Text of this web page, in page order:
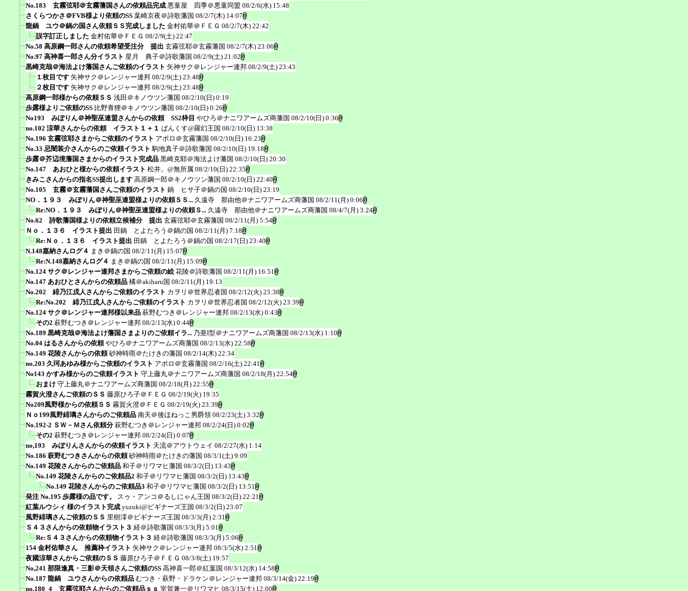
No.183 玄霧弦耶＠玄霧藩国さんの依頼品完成 悪童屋 四季＠悪童同盟 08/2/6(水) 15:48
さくらつかさ＠FVB様より依頼のSS 葉崎京夜＠詩歌藩国 08/2/7(木) 14:07
龍鍋 ユウ＠鍋の国さん依頼ＳＳ完成しました 金村佑華＠ＦＥＧ 08/2/7(木) 22:42
誤字訂正しました 金村佑華＠ＦＥＧ 08/2/9(土) 22:47
No.58 高原鋼一郎さんの依頼希望受注分 提出 玄霧弦耶＠玄霧藩国 08/2/7(木) 23:06
No.97 高神喜一郎さん分イラスト 星月 典子＠詩歌藩国 08/2/9(土) 21:02
黒崎克哉＠海法よけ藩国さんご依頼のイラスト 矢神サク＠レンジャー連邦 08/2/9(土) 23:43
１枚目です 矢神サク＠レンジャー連邦 08/2/9(土) 23:48
２枚目です 矢神サク＠レンジャー連邦 08/2/9(土) 23:48
高原鋼一郎様からの依頼ＳＳ 浅田＠キノウツン藩国 08/2/10(日) 0:19
歩露様よりご依頼のSS 比野青狸＠キノウツン藩国 08/2/10(日) 0:26
No193 みぽりん＠神聖巫連盟さんからの依頼 SS2枠目 やひろ＠ナニワアームズ商藩国 08/2/10(日) 0:36
no.102 涼華さんからの依頼 イラスト１＋１ ぱんくす@羅幻王国 08/2/10(日) 13:38
No.196 玄霧弦耶さまからご依頼のイラスト アポロ＠玄霧藩国 08/2/10(日) 16:23
No.33 忌闇装介さんからのご依頼イラスト 駒地真子＠詩歌藩国 08/2/10(日) 19:18
歩露＠芥辺境藩国さまからのイラスト完成品 黒崎克耶＠海法よけ藩国 08/2/10(日) 20:30
No.147 あおひと様からの依頼イラスト 松井。@無所属 08/2/10(日) 22:35
きみこさんからの指名SS提出します 高原鋼一郎＠キノウツン藩国 08/2/10(日) 22:40
No.105 玄霧＠玄霧藩国さんご依頼のイラスト 鍋 ヒサ子＠鍋の国 08/2/10(日) 23:19
NO．１９３ みぽりん＠神聖巫連盟様よりの依頼ＳＳ... 久遠寺 那由他＠ナニワアームズ商藩国 08/2/11(月) 0:06
Re:NO．１９３ みぽりん＠神聖巫連盟様よりの依頼Ｓ... 久遠寺 那由他＠ナニワアームズ商藩国 08/4/7(月) 3:24
No.62 詩歌藩国様よりの依頼立候補分 提出 玄霧弦耶＠玄霧藩国 08/2/11(月) 5:54
Ｎｏ．１３６ イラスト提出 田鍋 とよたろう＠鍋の国 08/2/11(月) 7:18
Re:Ｎｏ．１３６ イラスト提出 田鍋 とよたろう＠鍋の国 08/2/17(日) 23:40
N.148嘉納さんログ４ まき＠鍋の国 08/2/11(月) 15:07
Re:N.148嘉納さんログ４ まき＠鍋の国 08/2/11(月) 15:09
No.124 サク＠レンジャー連邦さまからご依頼の絵 花陵＠詩歌藩国 08/2/11(月) 16:51
No.147 あおひとさんからの依頼品 橘＠akiharu国 08/2/11(月) 19:13
No.202 緋乃江戌人さんからご依頼のイラスト カヲリ＠世界忍者国 08/2/12(火) 23:38
Re:No.202 緋乃江戌人さんからご依頼のイラスト カヲリ＠世界忍者国 08/2/12(火) 23:39
No.124 サク＠レンジャー連邦様以来品 萩野むつき＠レンジャー連邦 08/2/13(水) 0:43
その2 萩野むつき＠レンジャー連邦 08/2/13(水) 0:44
No.189 黒崎克哉＠海法よけ藩国さまよりのご依頼イラ... 乃亜I型＠ナニワアームズ商藩国 08/2/13(水) 1:10
No.04 はるさんからの依頼 やひろ＠ナニワアームズ商藩国 08/2/13(水) 22:58
No.149 花陵さんからの依頼 砂神時雨＠たけきの藩国 08/2/14(木) 22:34
no.203 久珂あゆみ様からご依頼のイラスト アポロ＠玄霧藩国 08/2/16(土) 22:41
No143 かすみ様からのご依頼イラスト 守上藤丸＠ナニワアームズ商藩国 08/2/18(月) 22:54
おまけ 守上藤丸＠ナニワアームズ商藩国 08/2/18(月) 22:55
霧賀火澄さんご依頼のＳＳ 藤原ひろ子＠ＦＥＧ 08/2/19(火) 19:35
No209風野様からの依頼ＳＳ 霧賀火澄＠ＦＥＧ 08/2/19(火) 23:39
Ｎｏ199風野緋璃さんからのご依頼品 南天＠後ほねっこ男爵領 08/2/23(土) 3:32
No.192-2 ＳＷ－Ｍさん依頼分 萩野むつき＠レンジャー連邦 08/2/24(日) 0:02
その2 萩野むつき＠レンジャー連邦 08/2/24(日) 0:07
no,193 みぽりんさんからの依頼イラスト 天流＠アウトウェイ 08/2/27(水) 1:14
No.186 萩野むつきさんからの依頼 砂神時雨＠たけきの藩国 08/3/1(土) 9:09
No.149 花陵さんからのご依頼品 和子＠リワマヒ藩国 08/3/2(日) 13:43
No.149 花陵さんからのご依頼品2 和子＠リワマヒ藩国 08/3/2(日) 13:43
No.149 花陵さんからのご依頼品3 和子＠リワマヒ藩国 08/3/2(日) 13:51
発注 No.195 歩露様の品です。
スゥ・アンコ＠るしにゃん王国 08/3/2(日) 22:21
紅葉ルウシィ 様のイラスト完成 yuzuki@ビギナーズ王国 08/3/2(日) 23:07
風野緋璃さんご依頼のＳＳ 里樹澪＠ビギナーズ王国 08/3/3(月) 2:31
Ｓ４３さんからの依頼物イラスト３ 経＠詩歌藩国 08/3/3(月) 5:01
Re:Ｓ４３さんからの依頼物イラスト３ 経＠詩歌藩国 08/3/3(月) 5:06
154 金村佑華さん 推薦枠イラスト 矢神サク＠レンジャー連邦 08/3/5(水) 2:51
夜國涼華さんからご依頼のＳＳ 藤原ひろ子＠ＦＥＧ 08/3/8(土) 19:57
No,241 那限逢真・三影＠天領さんご依頼のSS 高神喜一郎＠紅葉国 08/3/12(水) 14:58
No.187 龍鍋 ユウさんからの依頼品 むつき・萩野・ドラケン＠レンジャー連邦 08/3/14(金) 22:19
no.180_4 玄霧弦耶さんからのご依頼品ｓｓ 室賀兼一＠リワマヒ 08/3/15(土) 12:00